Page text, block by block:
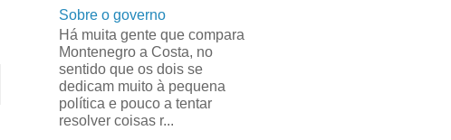
Sobre o governo
Há muita gente que compara
Montenegro a Costa, no
sentido que os dois se
dedicam muito à pequena
política e pouco a tentar
resolver coisas r...